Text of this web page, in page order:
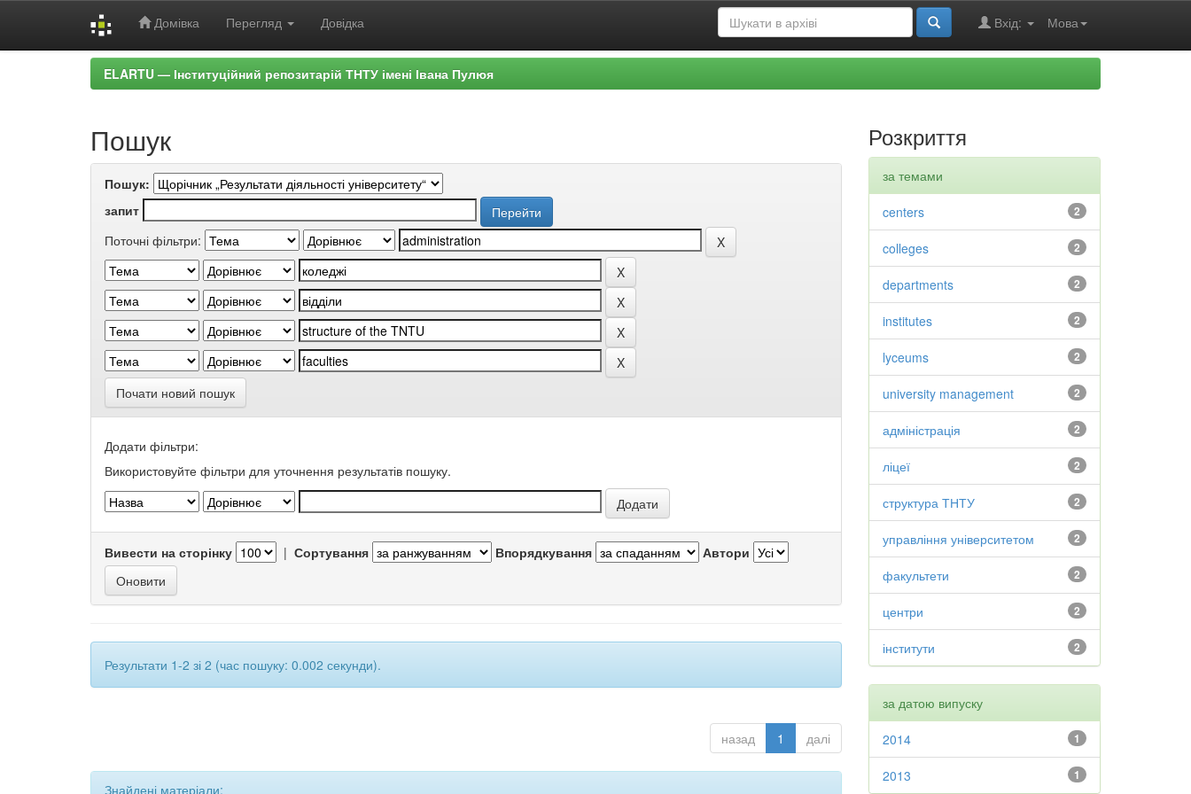
Домівка Перегляд Довідка Мова
Вхід:
ELARTU — Інституційний репозитарій ТНТУ імені Івана Пулюя
Пошук
Пошук:
запит
Поточні фільтри:
Почати новий пошук
Додати фільтри:
Використовуйте фільтри для уточнення результатів пошуку.
Вивести на сторінку | Сортування Впорядкування Автори
Результати 1-2 зі 2 (час пошуку: 0.002 секунди).
назад 1 далі
Знайдені матеріали:
Розкриття
за темами
2
centers
2
colleges
2
departments
2
institutes
2
lyceums
2
university management
2
адміністрація
2
ліцеї
2
структура ТНТУ
2
управління університетом
2
факультети
2
центри
2
інститути
за датою випуску
1
2014
1
2013